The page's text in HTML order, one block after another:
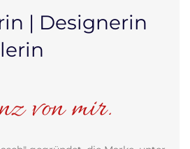
| Designerin
von mir.